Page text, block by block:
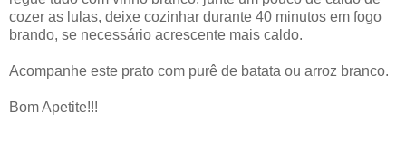
cozer as lulas, deixe cozinhar durante 40 minutos em fogo
brando, se necessário acrescente mais caldo.
Acompanhe este prato com purê de batata ou arroz branco.
Bom Apetite!!!